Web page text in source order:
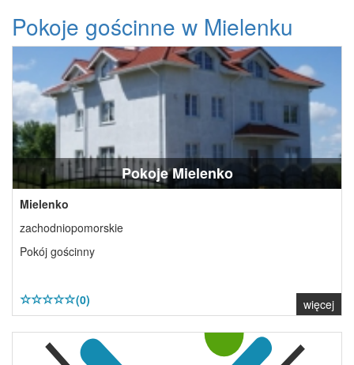
Pokoje gościnne w Mielenku
Pokoje Mielenko
Mielenko
zachodniopomorskie
Pokój gościnny
(0) więcej